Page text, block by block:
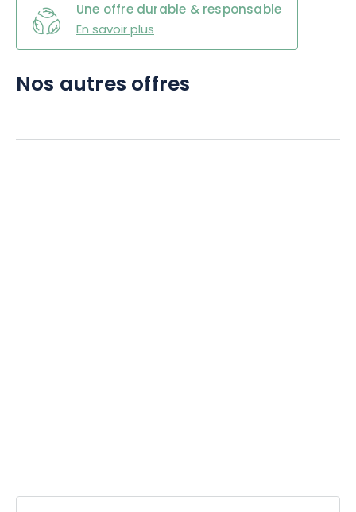
Une offre durable & responsable
En savoir plus
Nos autres offres